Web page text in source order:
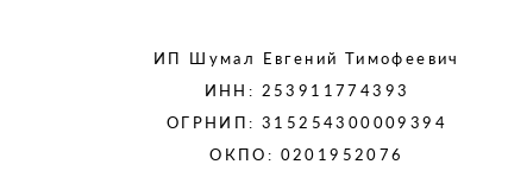
ИП Шумал Евгений Тимофеевич
ИНН: 253911774393
ОГРНИП: 315254300009394
ОКПО: 0201952076